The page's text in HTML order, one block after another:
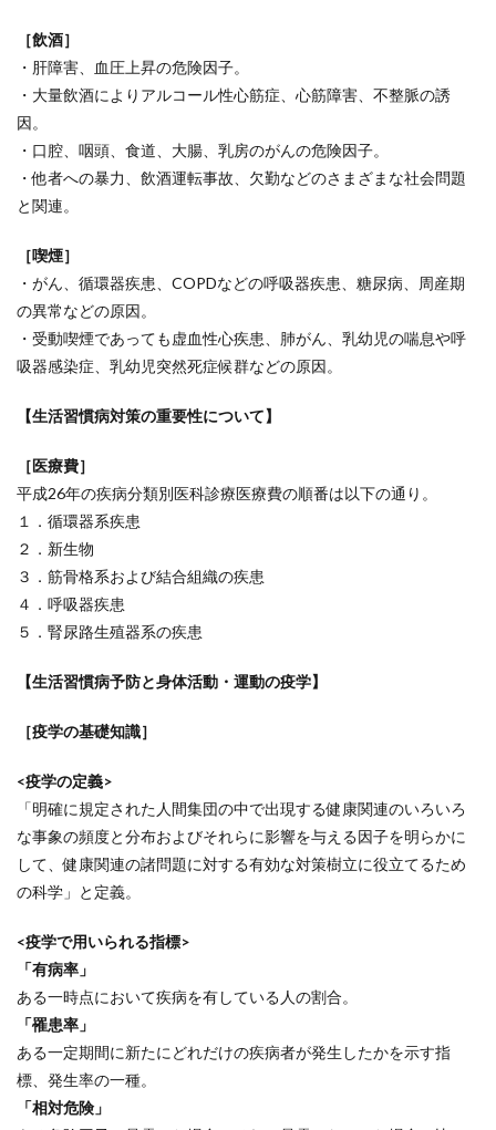
［飲酒］
・肝障害、血圧上昇の危険因子。
・大量飲酒によりアルコール性心筋症、心筋障害、不整脈の誘
因。
・口腔、咽頭、食道、大腸、乳房のがんの危険因子。
・他者への暴力、飲酒運転事故、欠勤などのさまざまな社会問題
と関連。
［喫煙］
・がん、循環器疾患、COPDなどの呼吸器疾患、糖尿病、周産期
の異常などの原因。
・受動喫煙であっても虚血性心疾患、肺がん、乳幼児の喘息や呼
吸器感染症、乳幼児突然死症候群などの原因。
【生活習慣病対策の重要性について】
［医療費］
平成26年の疾病分類別医科診療医療費の順番は以下の通り。
１．循環器系疾患
２．新生物
３．筋骨格系および結合組織の疾患
４．呼吸器疾患
５．腎尿路生殖器系の疾患
【生活習慣病予防と身体活動・運動の疫学】
［疫学の基礎知識］
<疫学の定義>
「明確に規定された人間集団の中で出現する健康関連のいろいろ
な事象の頻度と分布およびそれらに影響を与える因子を明らかに
して、健康関連の諸問題に対する有効な対策樹立に役立てるため
の科学」と定義。
<疫学で用いられる指標>
「有病率」
ある一時点において疾病を有している人の割合。
「罹患率」
ある一定期間に新たにどれだけの疾病者が発生したかを示す指
標、発生率の一種。
「相対危険」